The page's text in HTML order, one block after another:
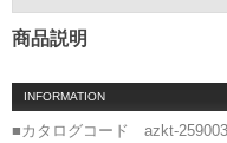
商品説明
INFORMATION
■カタログコード azkt-259003